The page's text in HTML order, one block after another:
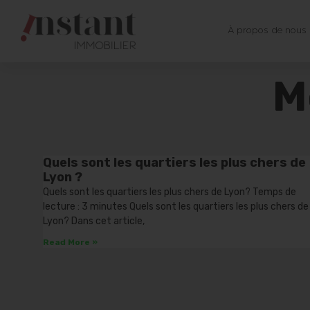
À propos de nous
Quels sont les quartiers les plus chers de
Lyon ?
Quels sont les quartiers les plus chers de Lyon? Temps de
lecture : 3 minutes Quels sont les quartiers les plus chers de
Lyon? Dans cet article,
Read More »